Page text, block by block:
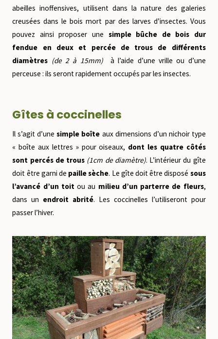
abeilles inoffensives, utilisent dans la nature des galeries
creusées dans le bois mort par des larves d’insectes. Vous
pouvez ainsi proposer une simple bûche de bois dur
fendue en deux et percée de trous de différents
diamètres (de 2 à 15mm)à l’aide d’une vrille ou d’une
perceuse : ils seront rapidement occupés par les insectes.
Gîtes à coccinelles
Il s’agit d’unesimple boîte aux dimensions d’un nichoir type
« boîte aux lettres » pour oiseaux, dont les quatre côtés
sont percés de trous (1cm de diamètre). L’intérieur du gîte
doit être garni de paille sèche. Le gîte doit être disposé sous
l’avancé d’un toitou au milieu d’un parterre de fleurs,
dans un endroit abrité. Les coccinelles l’utiliseront pour
passer l’hiver.